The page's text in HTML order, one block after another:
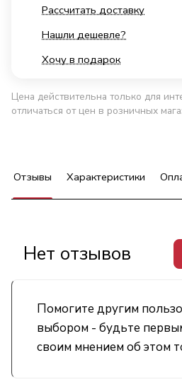
Рассчитать доставку
Нашли дешевле?
Хочу в подарок
Цена действительна только для
отличаться от цен в розничных
Отзывы Характеристики
Помогите другим
выбором - будьте
своим мнением об этом
Нет отзывов